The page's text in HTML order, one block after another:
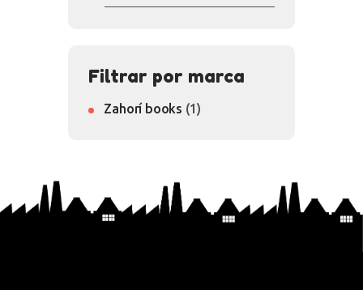
Filtrar por marca
Zahorí books (1)